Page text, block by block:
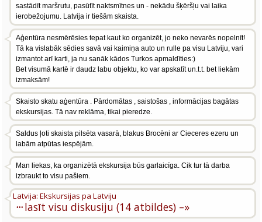
sastādīt maršrutu, pasūtīt naktsmītnes un - nekādu šķēršļu vai laika
ierobežojumu. Latvija ir tiešām skaista.
Aģentūra nesmērēsies tepat kaut ko organizēt, jo neko nevarēs nopelnīt!
Tā ka vislabāk sēdies savā vai kaimiņa auto un rulle pa visu Latviju, vari
izmantot arī karti, ja nu sanāk kādos Turkos apmaldīties:)
Bet visumā kartē ir daudz labu objektu, ko var apskatīt un.t.t. bet liekām
izmaksām!
Skaisto skatu aģentūra . Pārdomātas , saistošas , informācijas bagātas
ekskursijas. Tā nav reklāma, tikai pieredze.
Saldus ļoti skaista pilsēta vasarā, blakus Brocēni ar Cieceres ezeru un
labām atpūtas iespējām.
Man liekas, ka organizētā ekskursija būs garlaicīga. Cik tur tā darba
izbraukt to visu pašiem.
···
Latvija: Ekskursijas pa Latviju
lasīt visu diskusiju (14 atbildes) –»